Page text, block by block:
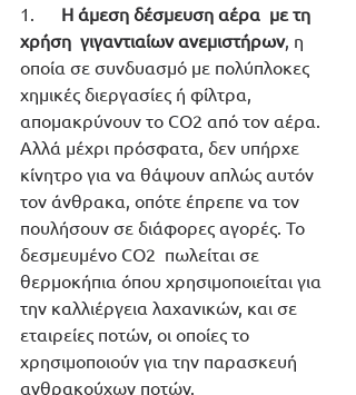
1. Η άμεση δέσμευση αέρα  με τη
χρήση  γιγαντιαίων ανεμιστήρων, η
οποία σε συνδυασμό με πολύπλοκες
χημικές διεργασίες ή φίλτρα,
απομακρύνουν το CO2 από τον αέρα.
Αλλά μέχρι πρόσφατα, δεν υπήρχε
κίνητρο για να θάψουν απλώς αυτόν
τον άνθρακα, οπότε έπρεπε να τον
πουλήσουν σε διάφορες αγορές. Το
δεσμευμένο CO2  πωλείται σε
θερμοκήπια όπου χρησιμοποιείται για
την καλλιέργεια λαχανικών, και σε
εταιρείες ποτών, οι οποίες το
χρησιμοποιούν για την παρασκευή
ανθρακούχων ποτών.